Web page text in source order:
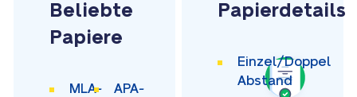
Beliebte
Papiere
MLA-
APA-
Papierdetails
Einzel/Doppel
Abstand